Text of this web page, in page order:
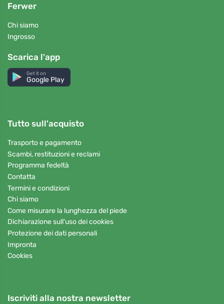
Ferwer
Chi siamo
Ingrosso
Scarica l'app
Get it on
Google Play
Tutto sull'acquisto
Trasporto e pagamento
Scambi, restituzioni e reclami
Programma fedeltà
Contatta
Termini e condizioni
Chi siamo
Come misurare la lunghezza del piede
Dichiarazione sull'uso dei cookies
Protezione dei dati personali
Impronta
Cookies
Iscriviti alla nostra newsletter